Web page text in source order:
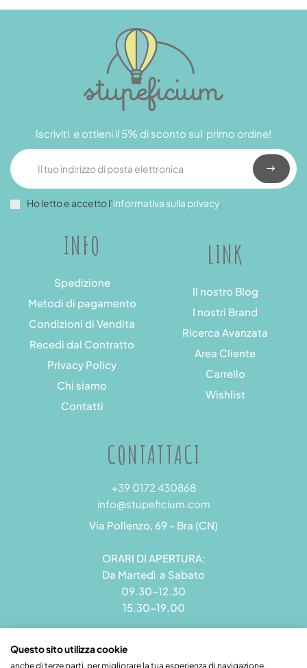
INFO
Spedizione
Metodi di pagamento
Condizioni di Vendita
Recedi dal Contratto
Privacy Policy
Chi siamo
Contatti
LINK
Il nostro Blog
I nostri Brand
Ricerca Avanzata
Area Cliente
Carrello
Wishlist
Iscriviti e ottieni il 5% di sconto sul primo ordine!
Ho letto e accetto l’informativa sulla privacy.
CONTATTACI
+39 0172 430868
info@stupeficium.com
Via Pollenzo, 69 - Bra (CN)
ORARI DI APERTURA:
Da Martedì a Sabato
09.30-12.30
15.30-19.00
Questo sito utilizza cookie
anche di terze parti, per migliorare la tua esperienza di navigazione.